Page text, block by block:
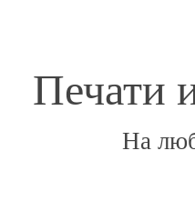
Печати
На